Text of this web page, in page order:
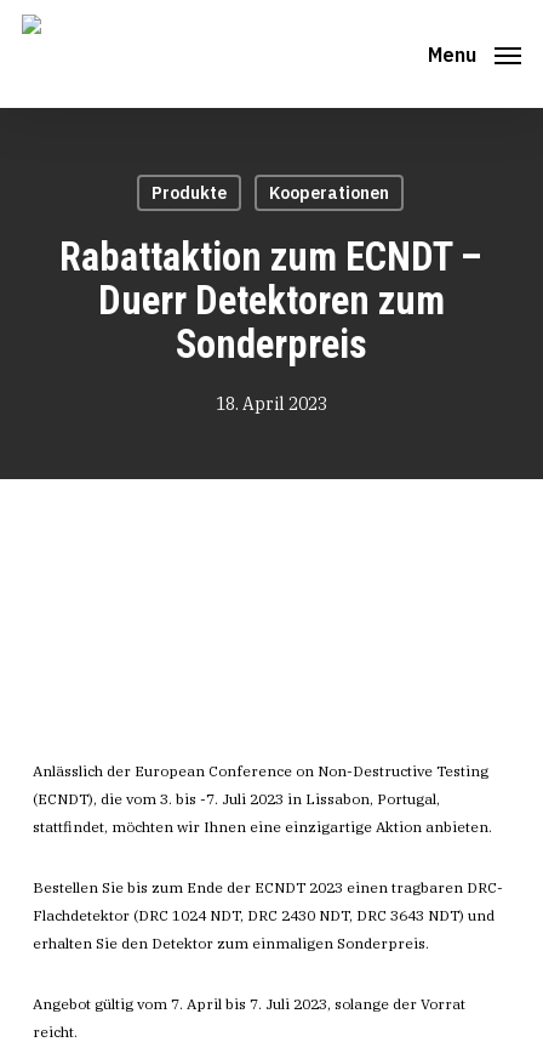
Skip
Menu
Produkte Kooperationen
Rabattaktion zum ECNDT –
Duerr Detektoren zum
Sonderpreis
18. April 2023
Anlässlich der European Conference on Non-Destructive Testing
(ECNDT), die vom 3. bis -7. Juli 2023 in Lissabon, Portugal,
stattfindet, möchten wir Ihnen eine einzigartige Aktion anbieten.
Bestellen Sie bis zum Ende der ECNDT 2023 einen tragbaren DRC-
Flachdetektor (DRC 1024 NDT, DRC 2430 NDT, DRC 3643 NDT) und
erhalten Sie den Detektor zum einmaligen Sonderpreis.
Angebot gültig vom 7. April bis 7. Juli 2023, solange der Vorrat
reicht.